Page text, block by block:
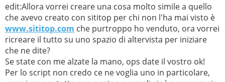
edit:Allora vorrei creare una cosa molto simile a quello
che avevo creato con sititop per chi non l'ha mai visto è
www.sititop.com che purtroppo ho venduto, ora vorrei
ricreare il tutto su uno spazio di altervista per iniziare
che ne dite?
Se state con me alzate la mano, ops date il vostro ok!
Per lo script non credo ce ne voglia uno in particolare,